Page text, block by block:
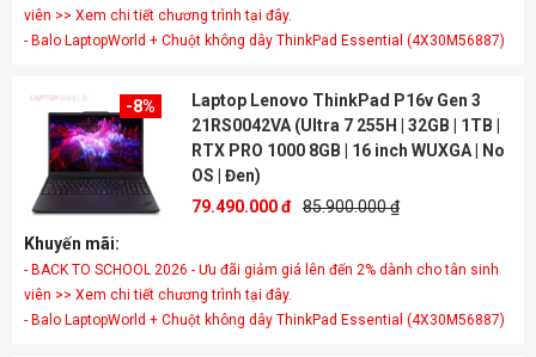
viên >> Xem chi tiết chương trình tại đây.
- Balo LaptopWorld + Chuột không dây ThinkPad Essential (4X30M56887)
-8%
Laptop Lenovo ThinkPad P16v Gen 3
21RS0042VA (Ultra 7 255H | 32GB | 1TB |
RTX PRO 1000 8GB | 16 inch WUXGA | No
OS | Đen)
79.490.000 đ 85.900.000 ₫
Khuyến mãi:
- BACK TO SCHOOL 2026 - Ưu đãi giảm giá lên đến 2% dành cho tân sinh
viên >> Xem chi tiết chương trình tại đây.
- Balo LaptopWorld + Chuột không dây ThinkPad Essential (4X30M56887)